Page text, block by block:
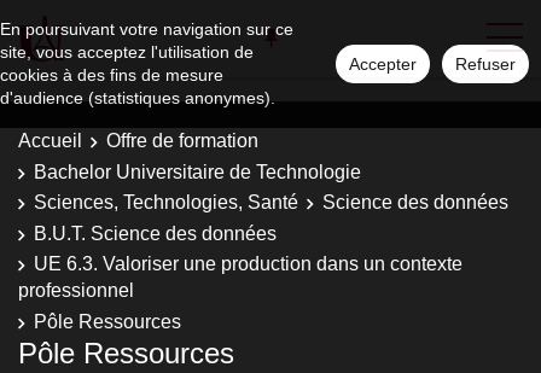
En poursuivant votre navigation sur ce
site, vous acceptez l'utilisation de
cookies à des fins de mesure
d'audience (statistiques anonymes).
Accepter Refuser
Accueil
Offre de formation
Bachelor Universitaire de Technologie
Sciences, Technologies, Santé
Science des données
B.U.T. Science des données
UE 6.3. Valoriser une production dans un contexte
professionnel
Pôle Ressources
Pôle Ressources